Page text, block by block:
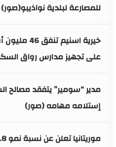
للمصارعة لبلدية نواذيبو(صور)
خيرية اسنيم
على تجهيز مدارس رواق
مدير “سومير” يتفقد مصالح
إستلامه مهامه (صور)